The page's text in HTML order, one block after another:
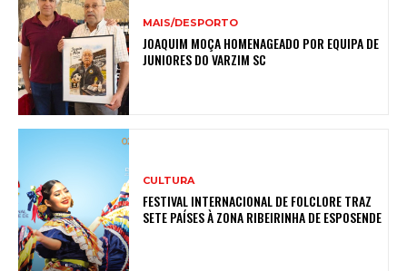
MAIS/DESPORTO
JOAQUIM MOÇA HOMENAGEADO POR EQUIPA DE
JUNIORES DO VARZIM SC
CULTURA
FESTIVAL INTERNACIONAL DE FOLCLORE TRAZ
SETE PAÍSES À ZONA RIBEIRINHA DE ESPOSENDE